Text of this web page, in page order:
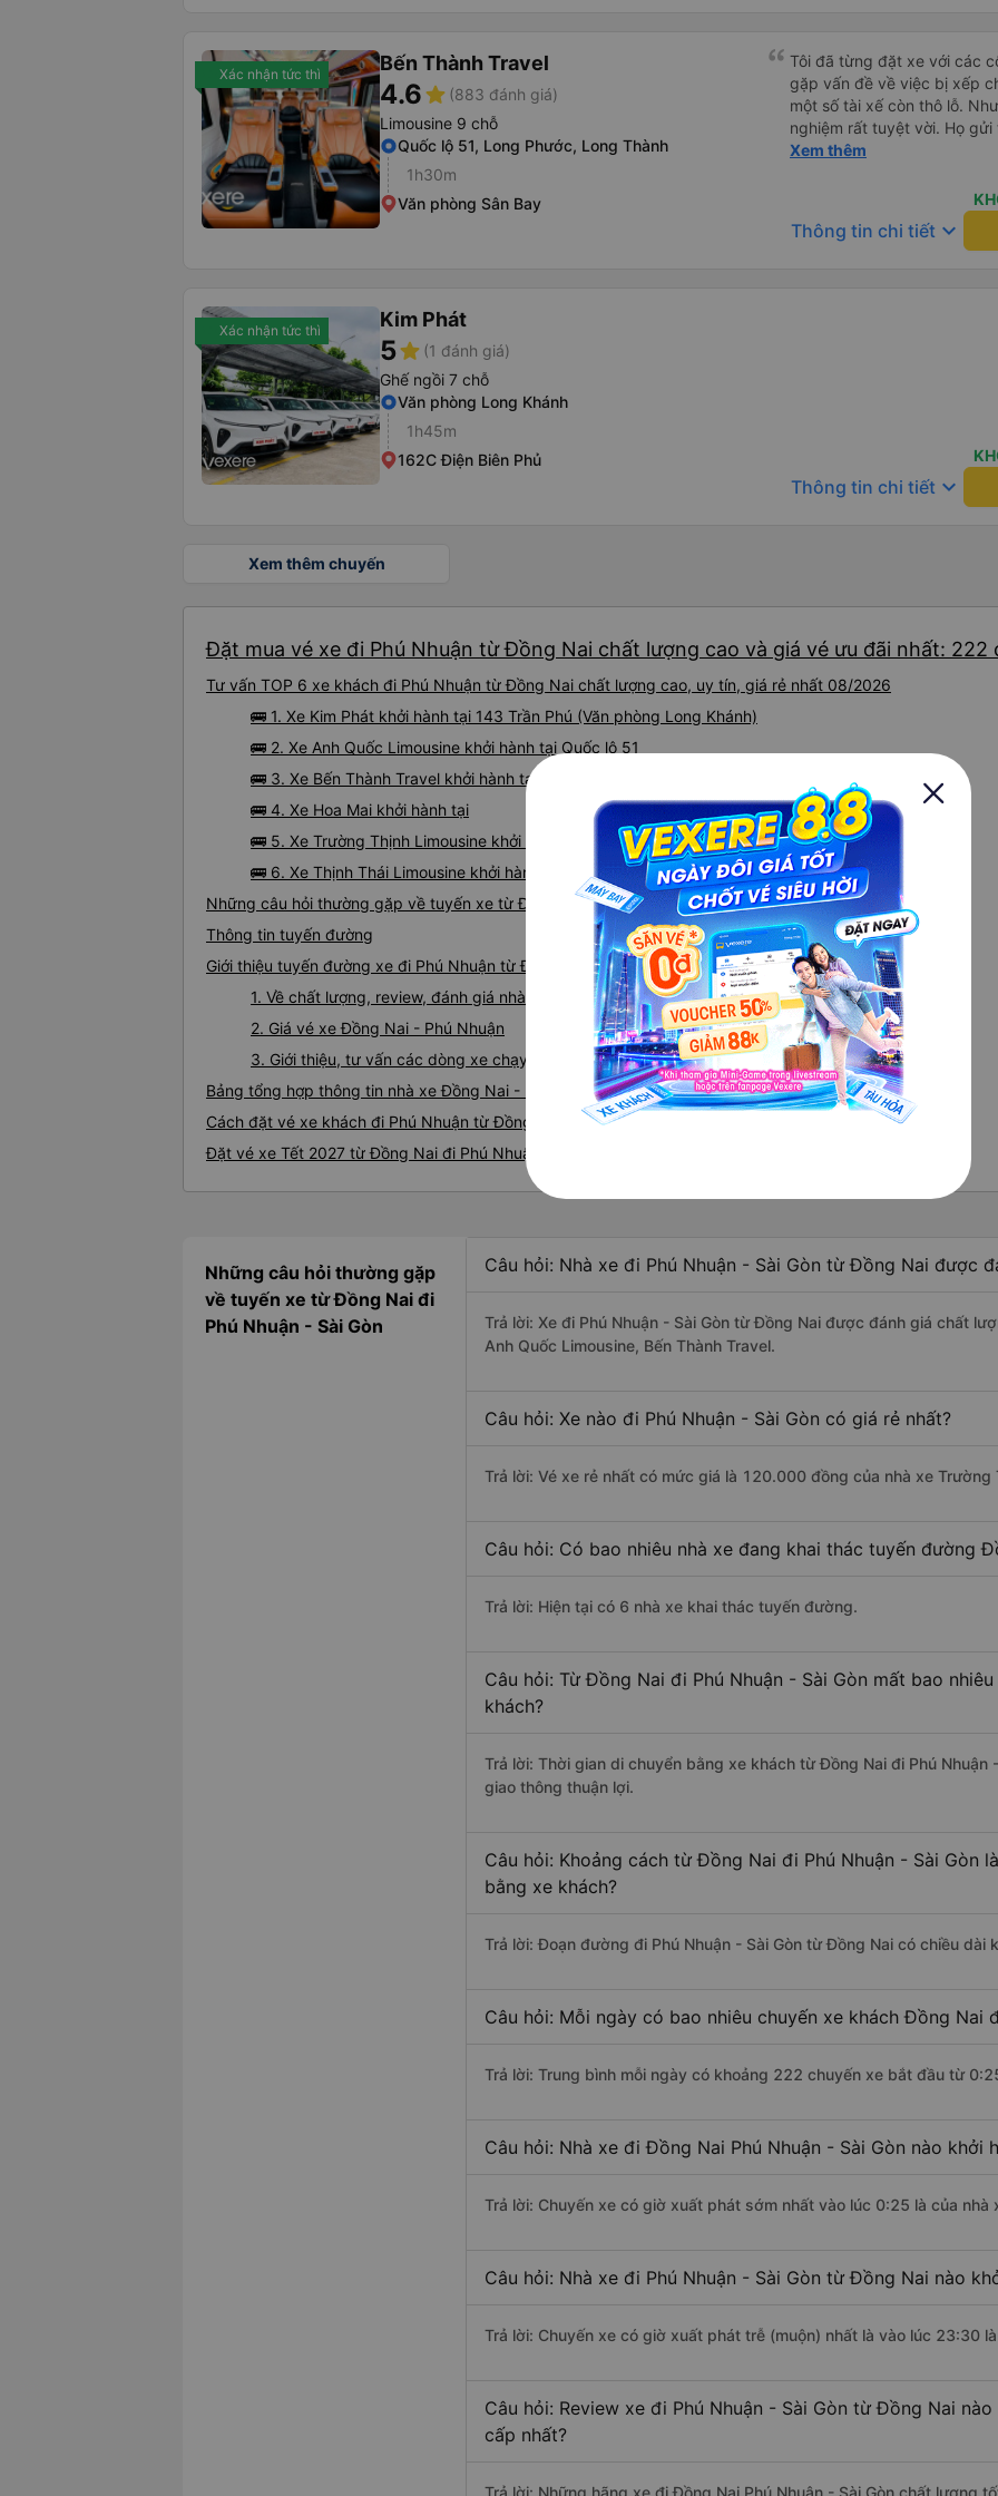
Xác nhận tức thì Bến Thành Travel
4.6star (883 đánh giá)
Limousine 9 chỗ
Quốc lộ 51, Long Phước, Long Thành
1h30m
Văn phòng Sân Bay
Tôi đã từng đặt xe với các
gặp vấn đề về việc bị xếp
một số tài xế còn thô lỗ.
nghiệm rất tuyệt vời. Họ
nào tài xế sẽ đến, đón tôi
việc hiệu quả và đưa tôi
đi tôi sẽ chỉ đặt xe với
dụng dịch vụ xe limousine
Xem thêm
Thông tin chi tiết keyboard_arrow_down
Xác nhận tức thì Kim Phát
5star (1 đánh giá)
Ghế ngồi 7 chỗ
Văn phòng Long Khánh
1h45m
162C Điện Biên Phủ
Thông tin chi tiết keyboard_arrow_down
Xem thêm chuyến
Đặt mua vé xe đi Phú Nhuận từ Đồng Nai chất lượng cao và giá vé ưu đãi nhất: 222
Tư vấn TOP 6 xe khách đi Phú Nhuận từ Đồng Nai chất lượng cao, uy tín, giá rẻ nhất 08/2026
🚌 1. Xe Kim Phát khởi hành tại 143 Trần Phú (Văn phòng Long Khánh)
🚌 2. Xe Anh Quốc Limousine khởi hành tại Quốc lộ 51
🚌 3. Xe Bến Thành Travel khởi hành tại QL 51, Long Phước, Long Thành
🚌 4. Xe Hoa Mai khởi hành tại
🚌 5. Xe Trường Thịnh Limousine khởi hành tại Cây xăng 75
🚌 6. Xe Thịnh Thái Limousine khởi hành tại QL20
Những câu hỏi thường gặp về tuyến xe từ Đồng Nai đi Phú Nhuận
Thông tin tuyến đường
Giới thiệu tuyến đường xe đi Phú Nhuận từ Đồng Nai
1. Về chất lượng, review, đánh giá nhà xe Đồng Nai Phú Nhuận
2. Giá vé xe Đồng Nai - Phú Nhuận
3. Giới thiệu, tư vấn các dòng xe chạy tuyến đường Đồng Nai đi Phú Nhuận
Bảng tổng hợp thông tin nhà xe Đồng Nai - Phú Nhuận
Cách đặt vé xe khách đi Phú Nhuận từ Đồng Nai nhanh và uy tín nhất
Đặt vé xe Tết 2027 từ Đồng Nai đi Phú Nhuận
Những câu hỏi thường gặp
về tuyến xe từ Đồng Nai đi
Phú Nhuận - Sài Gòn
Câu hỏi: Nhà xe đi Phú Nhuận - Sài Gòn từ Đồng Nai được
Trả lời: Xe đi Phú Nhuận - Sài Gòn từ Đồng Nai được đánh giá chất
Anh Quốc Limousine, Bến Thành Travel.
Câu hỏi: Xe nào đi Phú Nhuận - Sài Gòn có giá rẻ nhất?
Trả lời: Vé xe rẻ nhất có mức giá là 120.000 đồng của nhà xe Trường
Câu hỏi: Có bao nhiêu nhà xe đang khai thác tuyến đường
Trả lời: Hiện tại có 6 nhà xe khai thác tuyến đường.
Câu hỏi: Từ Đồng Nai đi Phú Nhuận - Sài Gòn mất bao
khách?
Trả lời: Thời gian di chuyển bằng xe khách từ Đồng Nai đi Phú Nhuận
giao thông thuận lợi.
Câu hỏi: Khoảng cách từ Đồng Nai đi Phú Nhuận - Sài Gòn
bằng xe khách?
Trả lời: Đoạn đường đi Phú Nhuận - Sài Gòn từ Đồng Nai có chiều dài
Câu hỏi: Mỗi ngày có bao nhiêu chuyến xe khách Đồng Nai
Trả lời: Trung bình mỗi ngày có khoảng 222 chuyến xe bắt đầu từ
Câu hỏi: Nhà xe đi Đồng Nai Phú Nhuận - Sài Gòn nào khởi
Trả lời: Chuyến xe có giờ xuất phát sớm nhất vào lúc 0:25 là của nhà
Câu hỏi: Nhà xe đi Phú Nhuận - Sài Gòn từ Đồng Nai nào
Trả lời: Chuyến xe có giờ xuất phát trễ (muộn) nhất là vào lúc 23:30
Câu hỏi: Review xe đi Phú Nhuận - Sài Gòn từ Đồng Nai
cấp nhất?